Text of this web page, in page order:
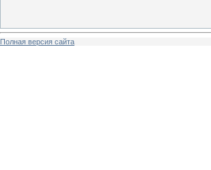
Полная версия сайта